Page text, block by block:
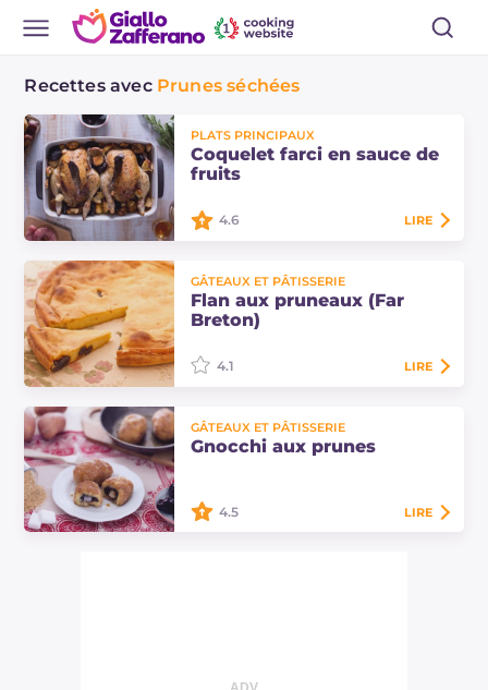
Recettes avec Prunes séchées
PLATS PRINCIPAUX
Coquelet farci en sauce de
fruits
est un plat principal original et
raffiné : farci et accompagné d'un
accompagnement de fruits cuits au
4.6 LIRE
GÂTEAUX ET PÂTISSERIE
Flan aux pruneaux (Far
Breton)
est un dessert français, typique de la
région de Bretagne, enrichi avec
4.1 LIRE
GÂTEAUX ET PÂTISSERIE
Gnocchi aux prunes
4.5 LIRE